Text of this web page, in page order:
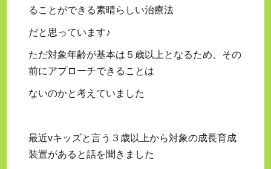
ることができる素晴らしい治療法
だと思っています♪
ただ対象年齢が基本は５歳以上となるため、その
前にアプローチできることは
ないのかと考えていました
最近vキッズと言う３歳以上から対象の成長育成
装置があると話を聞きました